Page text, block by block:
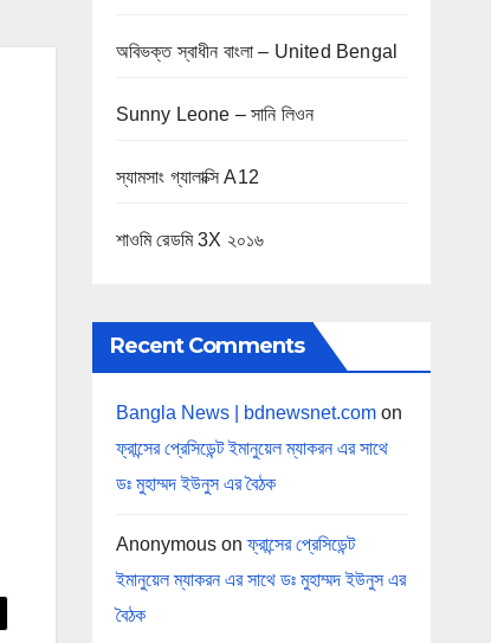
অবিভক্ত স্বাধীন বাংলা – United Bengal
Sunny Leone – সানি লিওন
স্যামসাং গ্যালাক্সি A12
শাওমি রেডমি 3X ২০১৬
Recent Comments
Bangla News | bdnewsnet.comon
ফ্রান্সের প্রেসিডেন্ট ইমানুয়েল ম্যাকরন এর সাথে
ডঃ মুহাম্মদ ইউনুস এর বৈঠক
Anonymousonফ্রান্সের প্রেসিডেন্ট
ইমানুয়েল ম্যাকরন এর সাথে ডঃ মুহাম্মদ ইউনুস এর
বৈঠক